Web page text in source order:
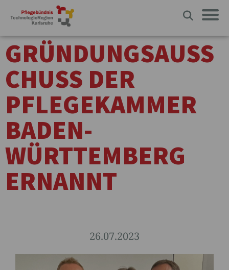
GRÜNDUNGSAUSS
CHUSS DER
PFLEGEKAMMER
BADEN-
WÜRTTEMBERG
ERNANNT
26.07.2023